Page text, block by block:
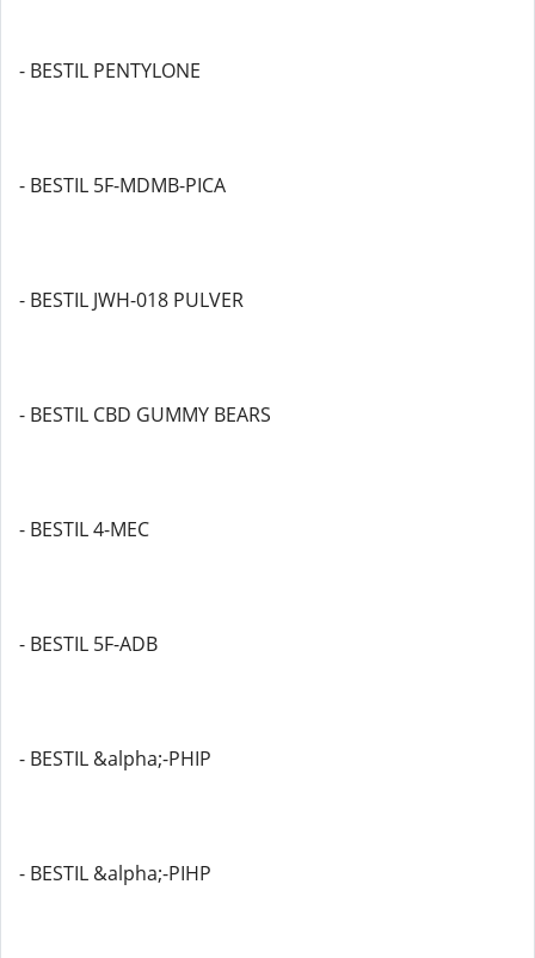
- BESTIL PENTYLONE
- BESTIL 5F-MDMB-PICA
- BESTIL JWH-018 PULVER
- BESTIL CBD GUMMY BEARS
- BESTIL 4-MEC
- BESTIL 5F-ADB
- BESTIL &alpha;-PHIP
- BESTIL &alpha;-PIHP